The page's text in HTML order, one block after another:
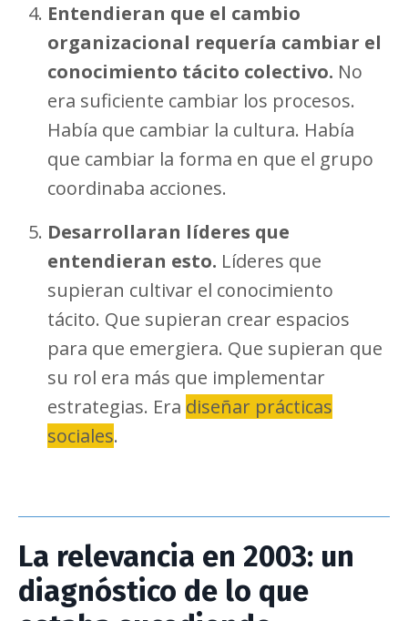
Entendieran que el cambio
organizacional requería cambiar el
conocimiento tácito colectivo. No
era suficiente cambiar los procesos.
Había que cambiar la cultura. Había
que cambiar la forma en que el grupo
coordinaba acciones.
Desarrollaran líderes que
entendieran esto. Líderes que
supieran cultivar el conocimiento
tácito. Que supieran crear espacios
para que emergiera. Que supieran que
su rol era más que implementar
estrategias. Era diseñar prácticas
sociales.
La relevancia en 2003: un
diagnóstico de lo que